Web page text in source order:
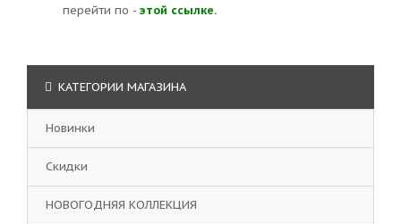
перейти по - этой ссылке.
КАТЕГОРИИ МАГАЗИНА
Новинки
Скидки
НОВОГОДНЯЯ КОЛЛЕКЦИЯ